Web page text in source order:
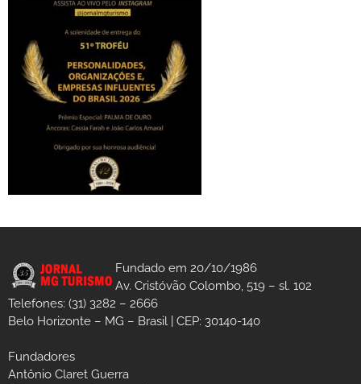
Fundado em 20/10/1986
Av. Cristóvão Colombo, 519 – sl. 102
Telefones: (31) 3282 – 2666
Belo Horizonte – MG – Brasil | CEP: 30140-140
Fundadores
Antônio Claret Guerra